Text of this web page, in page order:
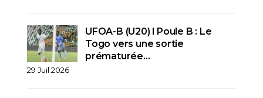
UFOA-B (U20) l Poule B : Le
Togo vers une sortie
prématurée…
29 Juil 2026